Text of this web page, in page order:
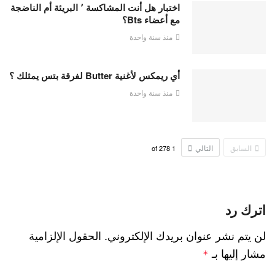
اختبار هل أنت المشاكسة ٬ البريئة أم الناضجة
مع أعضاء Bts؟
منذ سنة واحدة
أي ريمكس لأغنية Butter لفرقة بتس يمثلك ؟
منذ سنة واحدة
السابق التالي 1
278
اترك رد
لن يتم نشر عنوان بريدك الإلكتروني. الحقول الإلزامية
مشار إليها بـ *